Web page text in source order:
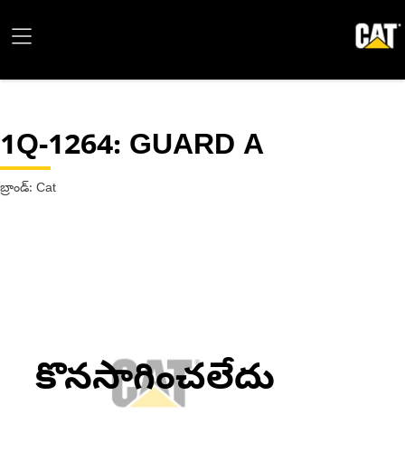
1Q-1264: GUARD A
బ్రాండ్: Cat
కొనసాగించలేదు